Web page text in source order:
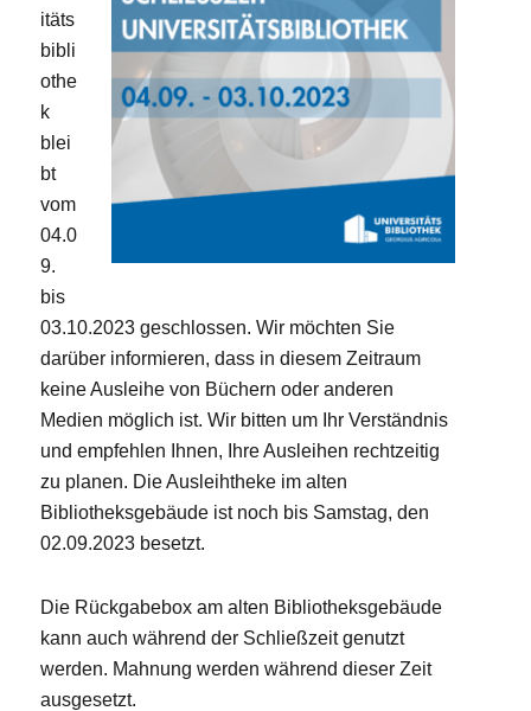
itäts
bibli
othe
k
blei
bt
vom
04.0
9.
bis
03.10.2023 geschlossen. Wir möchten Sie
darüber informieren, dass in diesem Zeitraum
keine Ausleihe von Büchern oder anderen
Medien möglich ist. Wir bitten um Ihr Verständnis
und empfehlen Ihnen, Ihre Ausleihen rechtzeitig
zu planen. Die Ausleihtheke im alten
Bibliotheksgebäude ist noch bis Samstag, den
02.09.2023 besetzt.
Die Rückgabebox am alten Bibliotheksgebäude
kann auch während der Schließzeit genutzt
werden. Mahnung werden während dieser Zeit
ausgesetzt.